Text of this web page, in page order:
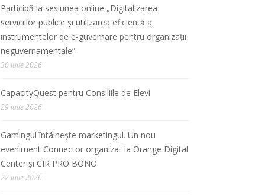
Participă la sesiunea online „Digitalizarea
serviciilor publice și utilizarea eficientă a
instrumentelor de e-guvernare pentru organizații
neguvernamentale”
30 iulie 2026
CapacityQuest pentru Consiliile de Elevi
29 iulie 2026
Gamingul întâlnește marketingul. Un nou
eveniment Connector organizat la Orange Digital
Center și CIR PRO BONO
22 iulie 2026